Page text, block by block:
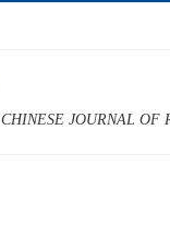
CHINESE JOURNAL OF